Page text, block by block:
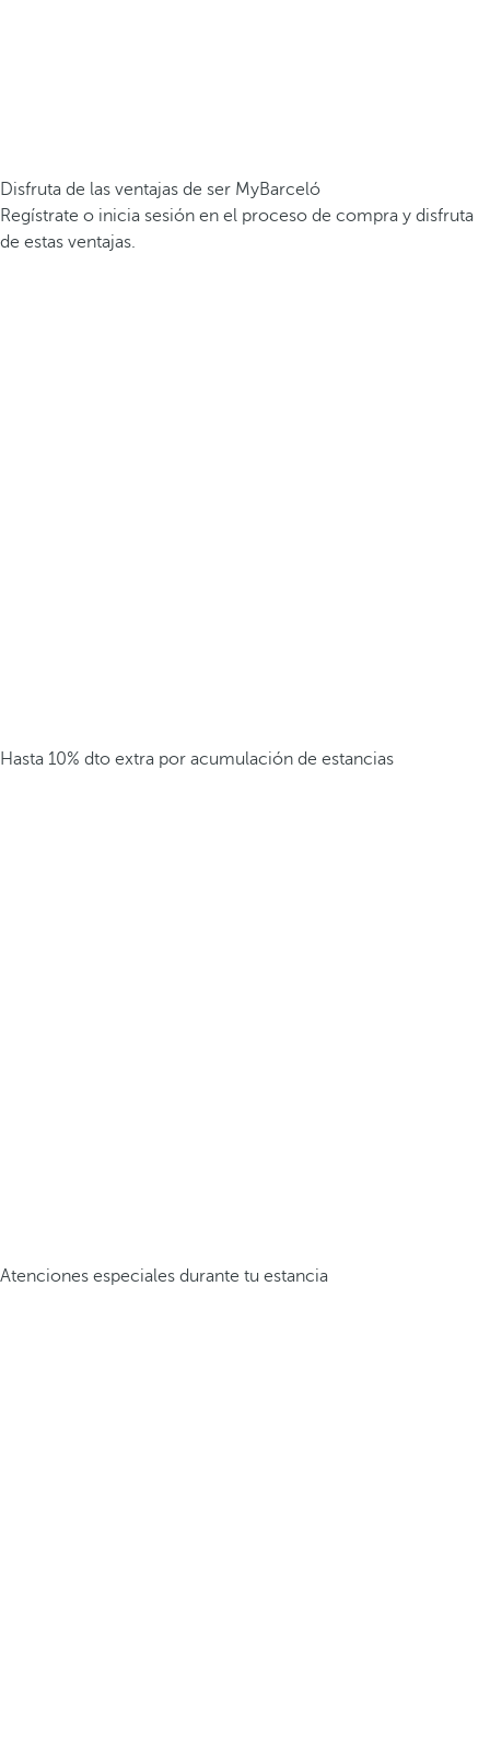
Disfruta de las ventajas de ser MyBarceló
Regístrate o inicia sesión en el proceso de compra y disfruta
de estas ventajas.
Hasta 10% dto extra por acumulación de estancias
Atenciones especiales durante tu estancia